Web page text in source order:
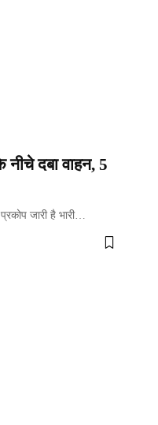
दबा वाहन, 5
जारी है भारी…